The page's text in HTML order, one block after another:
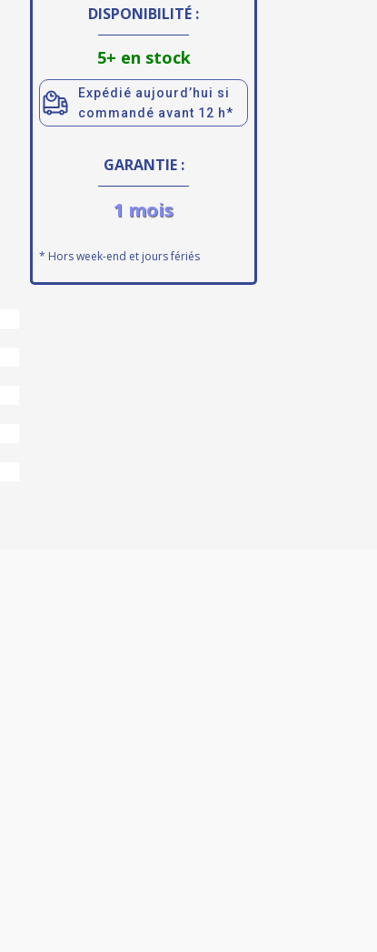
DISPONIBILITÉ :
5+ en stock
Expédié aujourd’hui si
commandé avant 12 h*
GARANTIE :
1 mois
* Hors week-end et jours fériés